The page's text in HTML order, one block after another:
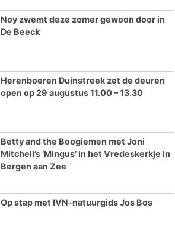
Noy zwemt deze zomer gewoon door in
De Beeck
Herenboeren Duinstreek zet de deuren
open op 29 augustus 11.00 – 13.30
Betty and the Boogiemen met Joni
Mitchell’s ‘Mingus’ in het Vredeskerkje in
Bergen aan Zee
Op stap met IVN-natuurgids Jos Bos